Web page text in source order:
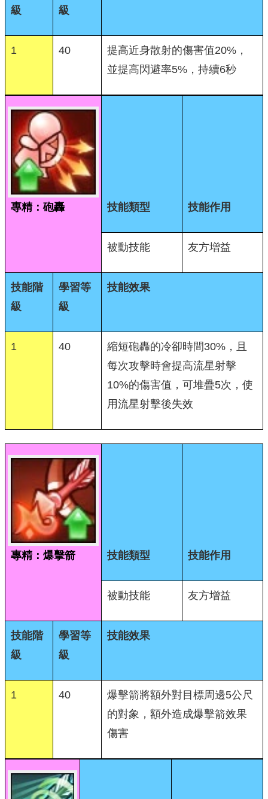
級
級
1 40
提高近身散射的傷害值20%，
並提高閃避率5%，持續6秒
專精：砲轟 技能類型 技能作用
被動技能 友方增益
技能階
級
學習等
級
技能效果
1 40
縮短砲轟的冷卻時間30%，且
每次攻擊時會提高流星射擊
10%的傷害值，可堆疊5次，使
用流星射擊後失效
專精：爆擊箭 技能類型 技能作用
被動技能 友方增益
技能階
級
學習等
級
技能效果
1 40
爆擊箭將額外對目標周邊5公尺
的對象，額外造成爆擊箭效果
傷害